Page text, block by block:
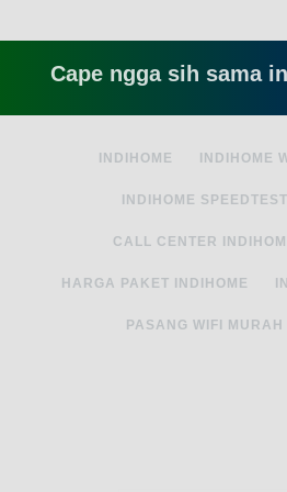
Cape ngga sih sama
INDIHOME INDIHOME
INDIHOME SPEEDTEST
CALL CENTER
HARGA PAKET INDIHOME
PASANG WIFI MURAH